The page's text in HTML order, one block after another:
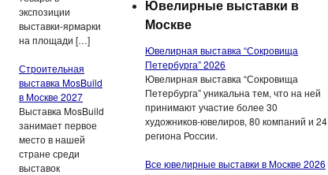
экспозиции
выставки-ярмарки
на площади […]
Строительная
выставка MosBuild
в Москве 2027
Выставка MosBuild
занимает первое
место в нашей
стране среди
выставок
Ювелирные выставки в
Москве
Ювелирная выставка “Сокровища
Петербурга” 2026
Ювелирная выставка “Сокровища
Петербурга” уникальна тем, что на ней
принимают участие более 30
художников-ювелиров, 80 компаний и 24
региона России.
Все ювелирные выставки в Москве 2026